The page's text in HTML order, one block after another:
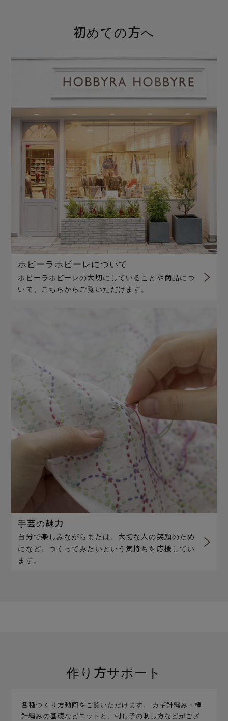
初めての方へ
ホビーラホビーレについて
ホビーラホビーレの大切にしていることや商品につ
いて、こちらからご覧いただけます。
手芸の魅力
自分で楽しみながらまたは、大切な人の笑顔のため
になど、つくってみたいという気持ちを応援してい
ます。
作り方サポート
各種つくり方動画をご覧いただけます。 カギ針編み・棒
針編みの基礎などニットと、刺し子の刺し方などがござ